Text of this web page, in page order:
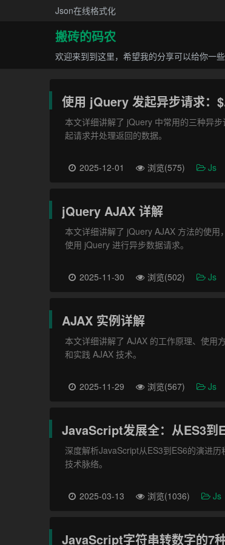
Json在线格式化
搬砖的码农
欢迎来到到这里，希望我的分享可以给你一些
使用 jQuery 发起异步请求
本文详细讲解了 jQuery 中常用的三种异
起请求并处理返回的数据。
2025-12-01 浏览(575) Js
jQuery AJAX 详解
本文详细讲解了 jQuery AJAX 方法的使
使用 jQuery 进行异步数据请求。
2025-11-30 浏览(502) Js
AJAX 实例详解
本文详细讲解了 AJAX 的工作原理、使用
和实践 AJAX 技术。
2025-11-29 浏览(567) Js
JavaScript发展全：从ES3到
深度解析JavaScript从ES3到ES6的演进
技术脉络。
2025-03-13 浏览(1036) Js
JavaScript字符串转数字的7